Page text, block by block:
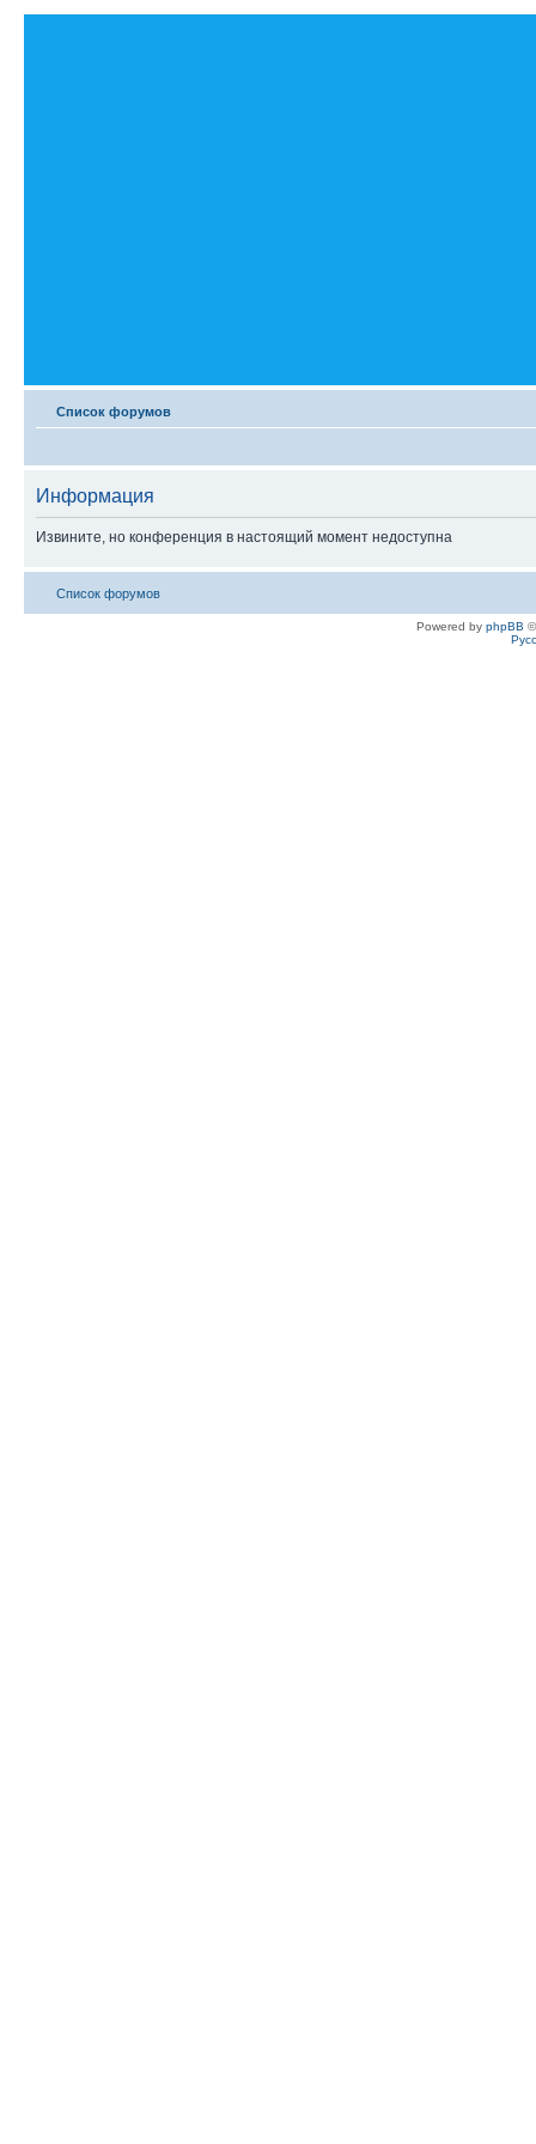
Список форумов
Информация
Извините, но конференция в настоящий момент недоступна
Список форумов
Powered by phpBB